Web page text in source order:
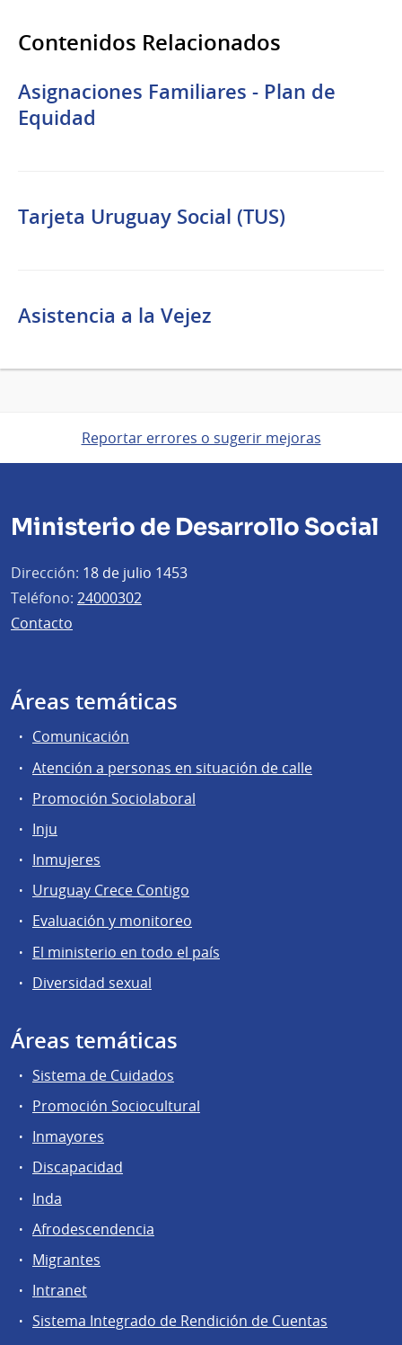
Contenidos Relacionados
Asignaciones Familiares - Plan de
Equidad
Tarjeta Uruguay Social (TUS)
Asistencia a la Vejez
Reportar errores o sugerir mejoras
Ministerio de Desarrollo Social
Dirección: 18 de julio 1453
Teléfono: 24000302
Contacto
Áreas temáticas
Comunicación
Atención a personas en situación de calle
Promoción Sociolaboral
Inju
Inmujeres
Uruguay Crece Contigo
Evaluación y monitoreo
El ministerio en todo el país
Diversidad sexual
Áreas temáticas
Sistema de Cuidados
Promoción Sociocultural
Inmayores
Discapacidad
Inda
Afrodescendencia
Migrantes
Intranet
Sistema Integrado de Rendición de Cuentas